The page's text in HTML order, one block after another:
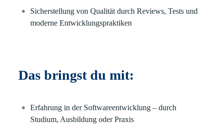
Sicherstellung von Qualität durch Reviews, Tests und
moderne Entwicklungspraktiken
Das bringst du mit:
Erfahrung in der Softwareentwicklung – durch
Studium, Ausbildung oder Praxis